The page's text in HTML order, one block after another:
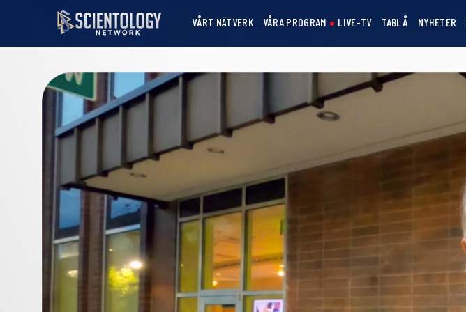
VÅRT NÄTVERK VÅRA PROGRAM LIVE-TV TABLÅ NYHETER